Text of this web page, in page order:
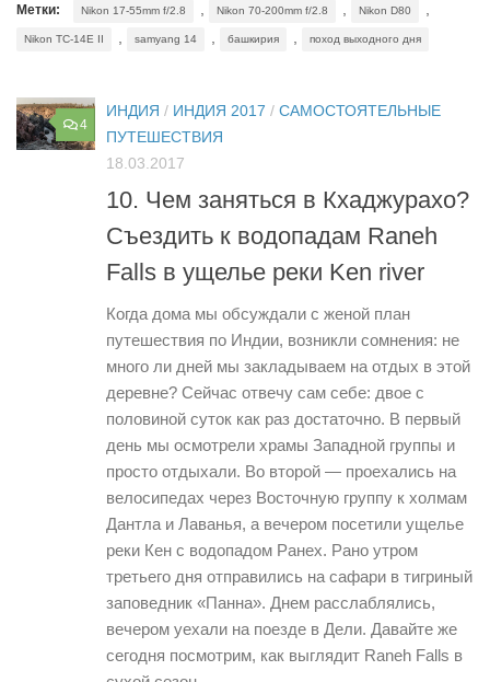
Метки: Nikon 17-55mm f/2.8 , Nikon 70-200mm f/2.8 , Nikon D80 ,
Nikon TC-14E II , samyang 14 , башкирия , поход выходного дня
4
ИНДИЯ / ИНДИЯ 2017 / САМОСТОЯТЕЛЬНЫЕ
ПУТЕШЕСТВИЯ
18.03.2017
10. Чем заняться в Кхаджурахо?
Съездить к водопадам Raneh
Falls в ущелье реки Ken river
Когда дома мы обсуждали с женой план
путешествия по Индии, возникли сомнения: не
много ли дней мы закладываем на отдых в этой
деревне? Сейчас отвечу сам себе: двое с
половиной суток как раз достаточно. В первый
день мы осмотрели храмы Западной группы и
просто отдыхали. Во второй — проехались на
велосипедах через Восточную группу к холмам
Дантла и Лаванья, а вечером посетили ущелье
реки Кен с водопадом Ранех. Рано утром
третьего дня отправились на сафари в тигриный
заповедник «Панна». Днем расслаблялись,
вечером уехали на поезде в Дели. Давайте же
сегодня посмотрим, как выглядит Raneh Falls в